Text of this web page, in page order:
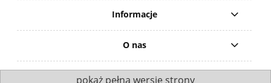
Informacje
O nas
pokaż pełną wersję strony